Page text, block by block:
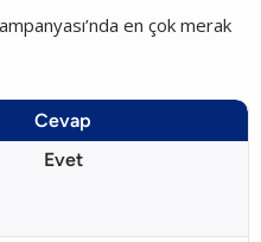
en çok merak
Cevap
Evet